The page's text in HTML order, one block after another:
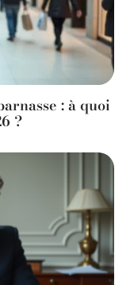
: à quoi
?